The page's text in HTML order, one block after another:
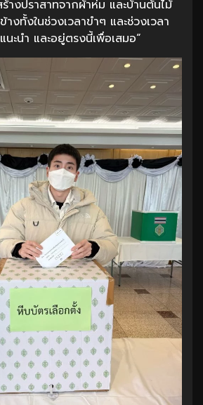
างปราสาทจากผ้าห่ม และบ้านต้นไม้
งทั้งในช่วงเวลาขำๆ และช่วงเวลา
ะนำ และอยู่ตรงนี้เพื่อเสมอ“